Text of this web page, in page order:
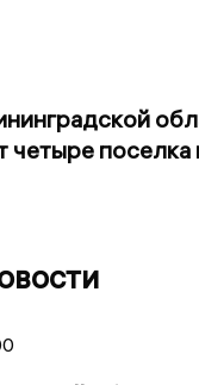
четыре поселка